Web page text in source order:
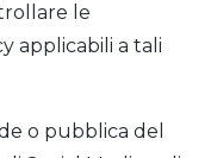
le
applicabili a tali
o pubblica del